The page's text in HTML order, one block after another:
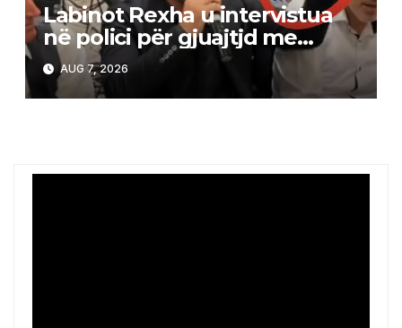
Labinot Rexha u intervistua
në polici për gjuajtjd me
revole, ja versioni i tij
AUG 7, 2026